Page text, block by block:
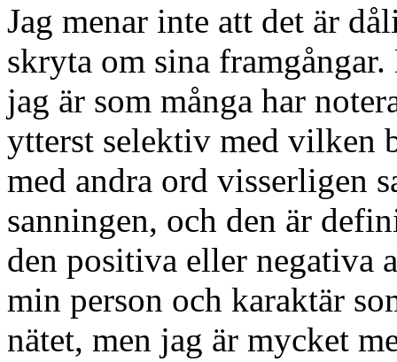
Jag menar inte att det är
skryta om sina
jag är som många har
ytterst selektiv med vilken
med andra ord visserligen
sanningen, och den är
den positiva eller negativa
min person och karaktär
nätet, men jag är mycket